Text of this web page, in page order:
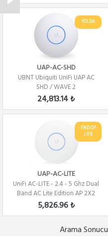
YOLDA
UAP-AC-SHD
UBNT Ubiquiti UniFi UAP AC
SHD / WAVE 2
24,813.14 ₺
END OF
LIFE
UAP-AC-LITE
UniFi AC-LITE - 2.4 - 5 Ghz Dual
Band AC Lite Edition AP 2X2
MiMo
5,826.96 ₺
Arama Sonucu